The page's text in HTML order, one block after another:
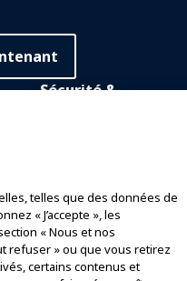
Sécurité &
manèges
Directives de sécurité
Ressources en matière de
telles que des données de
« J’accepte », les
« Nous et nos
refuser » ou que vous retirez
certains contenus et